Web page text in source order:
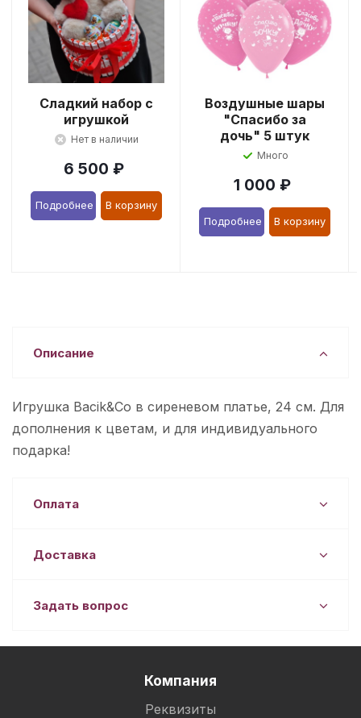
Сладкий набор с
игрушкой
Нет в наличии
6 500 ₽
Подробнее В корзину
Воздушные шары
"Спасибо за
дочь" 5 штук
Много
1 000 ₽
Подробнее В корзину
Описание
Игрушка Bacik&Co в сиреневом платье, 24 см. Для
дополнения к цветам, и для индивидуального
подарка!
Оплата
Доставка
Задать вопрос
Компания
Реквизиты